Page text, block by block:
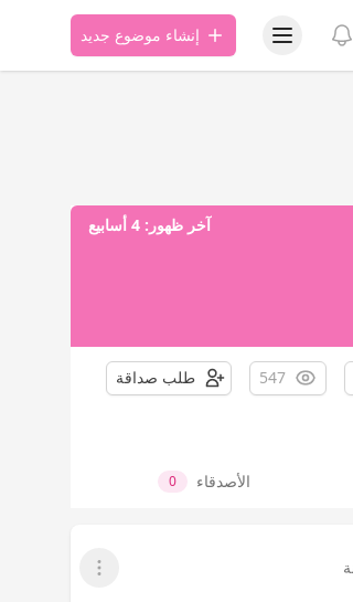
عرض الإشعاراتعرض قائمة المستخدمإنشاء موضوع جديد
آخر ظهور: 4 أسابيع
547 طلب صداقة
الأصدقاء 0
عرض القائمة